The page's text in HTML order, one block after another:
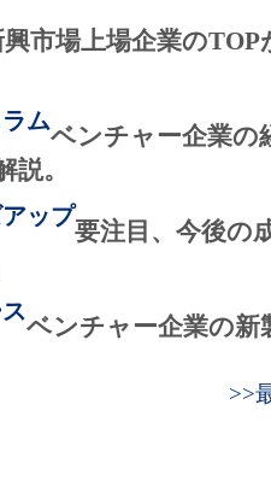
興市場上場企業の
ム
ベンチャー企業の
説。
ップ
要注目、今後の
ベンチャー企業の新
>>